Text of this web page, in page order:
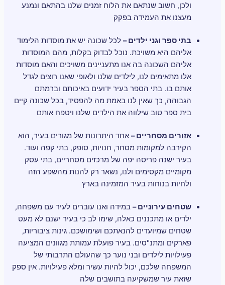
ולכן, חשוב שנתאם את הלוח זמנים שלנו בהתאם ונמנע
מעצנו את העמידה בפקק
בתי ספר וגני ילדים –לכל שכונה יש את מוסדות הלימוד
אליהם היא משויכת. נוכל לבדוק בקלות, מהם המוסדות
אליהם השכונה בה אנו מתעניינים משויכים והאם מוסדות
אלו מתאימים לנו, לילדים שלנו ולאופי שאנו רוצים לגדל
אותם בו. בתי הספר בעיר ידועים באיכותם וברמתם
הגבוהה, כך שאין לנו באמת מה להפסיד, בכל שכונה קיים
בית ספר טוב שילווה את הילדים שלנו ויטפח אותם
אזורים מסחריים –אחד היתרונות של מגורים בעיר, הוא
הקירבה למקומות מסחר, חנויות, סופק, בתי קפה ועוד.
בעיר ישנה פריסה יפה של מרכזים מסחריים, בתי עסק
מקומיים מקסימים ולנו, נשאר רק להנות מהשפע הזה
ולחיות בנוחות בעיר המזמינה בארץ
שטחים עירוניים –במידה ואנו עוברים לעיר עם משפחה,
ילדים או מתכננים כאלה, שימו לב כי בעיר ישנם לא מעט
שטחים שמיועדים להנאתכם ושימושכם. גינות ציבוריות,
פארקים ומתנ"סים. בעיר פועלת עמותת מגוונים המציעה
פעילויות לילדים ובני נוער כך שהעולם התרבותי של
המשפחה שלכם, יכול להיות עשיר ומלא פעילויות. אין ספק
שזאת עיר שמשקיעה בתושבים שלה